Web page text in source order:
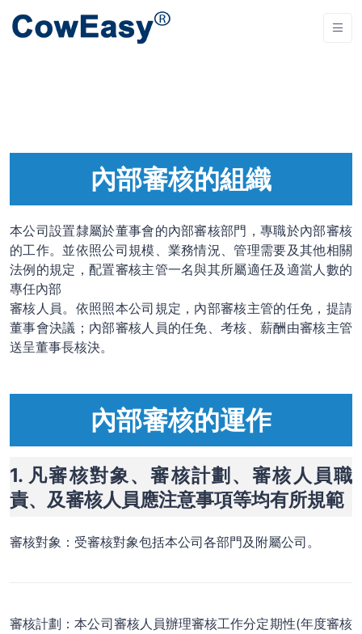
內部審核的組織
本公司設置隸屬於董事會的內部審核部門，專職於內部審核
的工作。並依照公司規模、業務情況、管理需要及其他相關
法例的規定，配置審核主管一名與其所屬適任及適當人數的
專任內部
審核人員。依照照本公司規定，內部審核主管的任免，提請
董事會決議；內部審核人員的任免、考核、薪酬由審核主管
送呈董事長核決。
內部審核的運作
1. 凡審核對象、審核計劃、審核人員職
責、及審核人員應注意事項等均有所規範
審核對象：受審核對象包括本公司各部門及附屬公司。
審核計劃：本公司審核人員辦理審核工作分定期性(年度審核